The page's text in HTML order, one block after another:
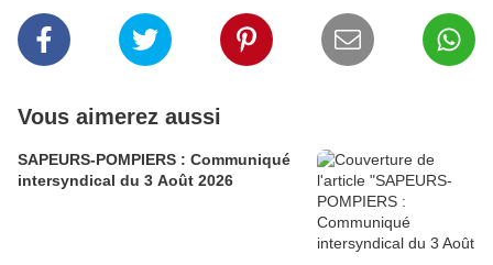
Vous aimerez aussi
SAPEURS-POMPIERS : Communiqué
intersyndical du 3 Août 2026